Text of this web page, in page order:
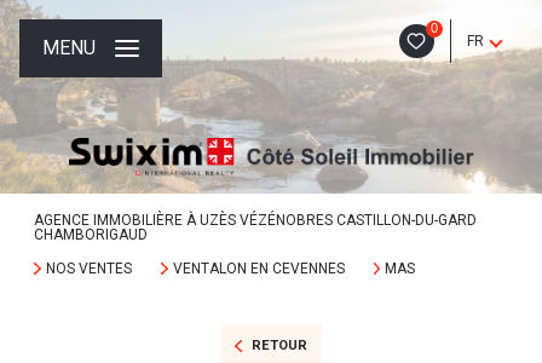
0
FR
MENU
AGENCE IMMOBILIÈRE À UZÈS VÉZÉNOBRES CASTILLON-DU-GARD
CHAMBORIGAUD
NOS VENTES
VENTALON EN CEVENNES MAS
RETOUR